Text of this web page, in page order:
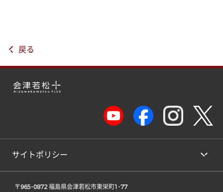
戻る
サイトポリシー
〒965-0872 福島県会津若松市東栄町1-77